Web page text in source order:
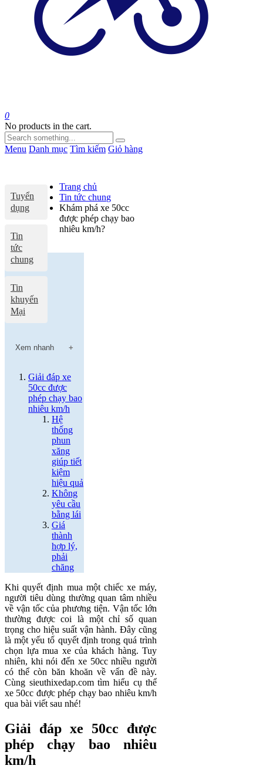
0
No products in the cart.
Menu Danh mục Tìm kiếm Giỏ hàng
Tuyển
dụng
Tin
tức
chung
Tin
khuyến
Mại
Trang chủ
Tin tức chung
Khám phá xe 50cc
được phép chạy bao
nhiêu km/h?
Xem nhanh
Giải đáp xe
50cc được
phép chạy bao
nhiêu km/h
Hệ
thống
phun
xăng
giúp tiết
kiệm
hiệu quả
Không
yêu cầu
bằng lái
Giá
thành
hợp lý,
phải
chăng
Khi quyết định mua một chiếc xe máy,
người tiêu dùng thường quan tâm nhiều
về vận tốc của phương tiện. Vận tốc lớn
thường được coi là một chỉ số quan
trọng cho hiệu suất vận hành. Đây cũng
là một yếu tố quyết định trong quá trình
chọn lựa mua xe của khách hàng. Tuy
nhiên, khi nói đến xe 50cc nhiều người
có thể còn băn khoăn về vấn đề này.
Cùng sieuthixedap.com tìm hiểu cụ thể
xe 50cc được phép chạy bao nhiêu km/h
qua bài viết sau nhé!
Giải đáp xe 50cc được
phép chạy bao nhiêu
km/h